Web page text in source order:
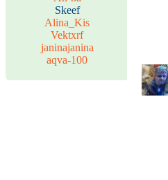
Skeef
Alina_Kis
Vektxrf
janinajanina
aqva-100